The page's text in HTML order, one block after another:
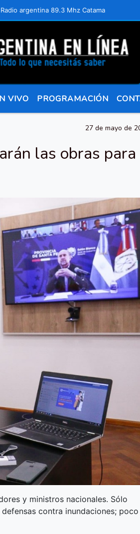
89.3 Mhz Catamarca 436
VIVO PROGRAMACIÓN
27 de mayo de
las obras para
y ministros nacionales. Sólo
contra inundaciones; poco